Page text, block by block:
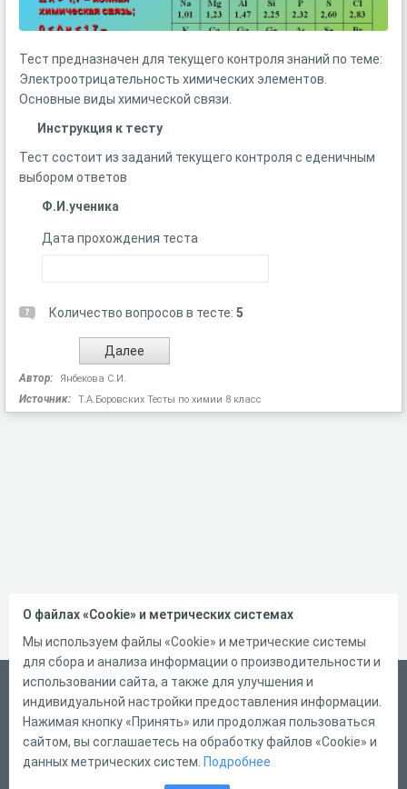
Тест предназначен для текущего контроля знаний по теме:
Электроотрицательность химических элементов.
Основные виды химической связи.
Инструкция к тесту
Тест состоит из заданий текущего контроля с еденичным
выбором ответов
Ф.И.ученика
Дата прохождения теста
Количество вопросов в тесте: 5
Автор: Янбекова С.И.
Источник: Т.А.Боровских Тесты по химии 8 класс
Русский
Справка
Форма обратной связи
О файлах «Cookie» и метрических системах
Мы используем файлы «Cookie» и метрические системы
для сбора и анализа информации о производительности и
использовании сайта, а также для улучшения и
индивидуальной настройки предоставления информации.
Нажимая кнопку «Принять» или продолжая пользоваться
сайтом, вы соглашаетесь на обработку файлов «Cookie» и
данных метрических систем. Подробнее